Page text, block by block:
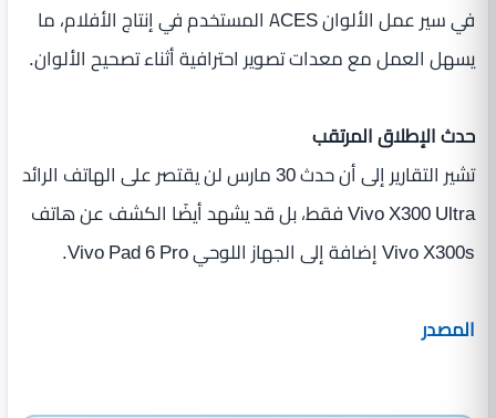
في سير عمل الألوان ACES المستخدم في إنتاج الأفلام، ما
يسهل العمل مع معدات تصوير احترافية أثناء تصحيح الألوان.
حدث الإطلاق المرتقب
تشير التقارير إلى أن حدث 30 مارس لن يقتصر على الهاتف الرائد
Vivo X300 Ultra فقط، بل قد يشهد أيضًا الكشف عن هاتف
Vivo X300s إضافة إلى الجهاز اللوحي Vivo Pad 6 Pro.
المصدر